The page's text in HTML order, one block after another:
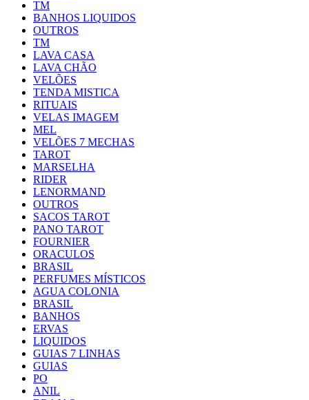
TM
BANHOS LIQUIDOS
OUTROS
TM
LAVA CASA
LAVA CHÃO
VELÕES
TENDA MISTICA
RITUAIS
VELAS IMAGEM
MEL
VELÕES 7 MECHAS
TAROT
MARSELHA
RIDER
LENORMAND
OUTROS
SACOS TAROT
PANO TAROT
FOURNIER
ORACULOS
BRASIL
PERFUMES MÍSTICOS
AGUA COLONIA
BRASIL
BANHOS
ERVAS
LIQUIDOS
GUIAS 7 LINHAS
GUIAS
PO
ANIL